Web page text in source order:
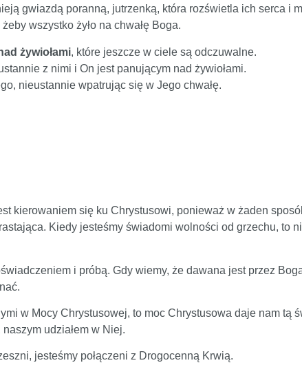
gwiazdą poranną, jutrzenką, która rozświetla ich serca i
wszystko żyło na chwałę Boga.
żywiołami, które jeszcze w ciele są odczuwalne.
z nimi i On jest panującym nad żywiołami.
nieustannie wpatrując się w Jego chwałę.
kierowaniem się ku Chrystusowi, ponieważ w żaden
Kiedy jesteśmy świadomi wolności od grzechu, to
i próbą. Gdy wiemy, że dawana jest przez
w Mocy Chrystusowej, to moc Chrystusowa daje nam tą
udziałem w Niej.
jesteśmy połączeni z Drogocenną Krwią.